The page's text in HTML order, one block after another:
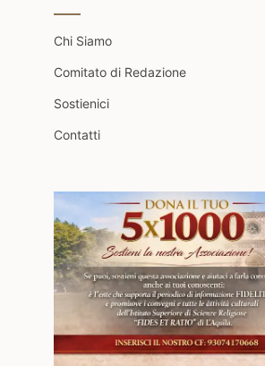
Chi Siamo
Comitato di Redazione
Sostienici
Contatti